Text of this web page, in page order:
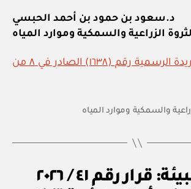
د.سعود بن حمود بن أحمد الحبسي
الزراعية والسمكية وموارد المياه
عدد الجريدة الرسمية رقم (١٦٣٨) الصادر في ٨ من
والسمكية وموارد المياه
هيئة البيئة: قرار رقم ٤١ / ٢٠٢٦